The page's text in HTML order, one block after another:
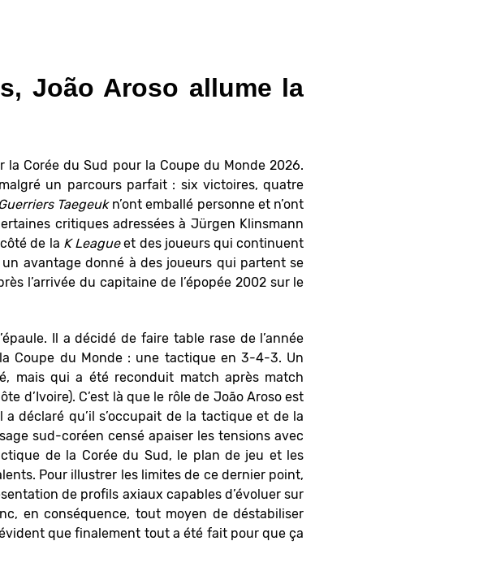
João Aroso allume la
Corée du Sud pour la Coupe du Monde 2026.
un parcours parfait : six victoires, quatre
Guerriers Taegeukn’ont emballé personne et n’ont
critiques adressées à Jürgen Klinsmann
de la K Leagueet des joueurs qui continuent
avantage donné à des joueurs qui partent se
l’arrivée du capitaine de l’épopée 2002 sur le
Il a décidé de faire table rase de l’année
Coupe du Monde : une tactique en 3-4-3. Un
mais qui a été reconduit match après match
d’Ivoire). C’est là que le rôle de João Aroso est
déclaré qu’il s’occupait de la tactique et de la
sud-coréen censé apaiser les tensions avec
de la Corée du Sud, le plan de jeu et les
Pour illustrer les limites de ce dernier point,
de profils axiaux capables d’évoluer sur
en conséquence, tout moyen de déstabiliser
que finalement tout a été fait pour que ça